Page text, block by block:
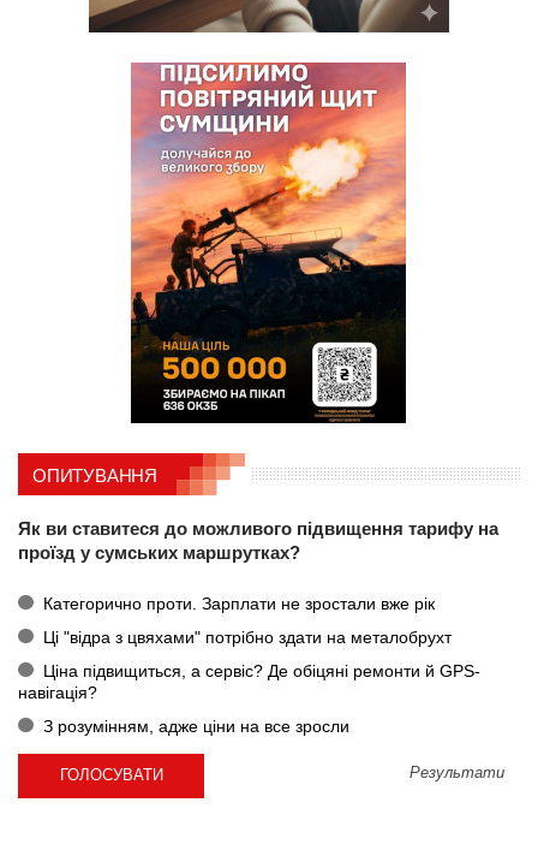
ОПИТУВАННЯ
Як ви ставитеся до можливого підвищення тарифу на
проїзд у сумських маршрутках?
Категорично проти. Зарплати не зростали вже рік
Ці "відра з цвяхами" потрібно здати на металобрухт
Ціна підвищиться, а сервіс? Де обіцяні ремонти й GPS-
навігація?
З розумінням, адже ціни на все зросли
Результати